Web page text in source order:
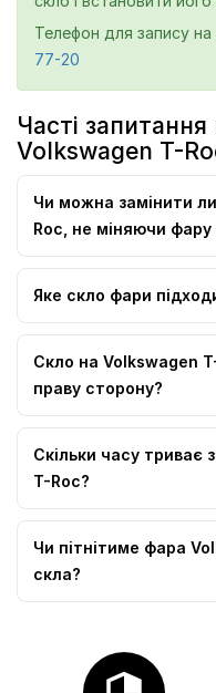
Телефон для запису на
77-20
Часті
Volkswagen T-
Чи можна замінити
Roc, не міняючи фару
Яке скло фари
Скло на Volkswagen
праву сторону?
Скільки часу триває
T-Roc?
Чи пітнітиме фара
скла?